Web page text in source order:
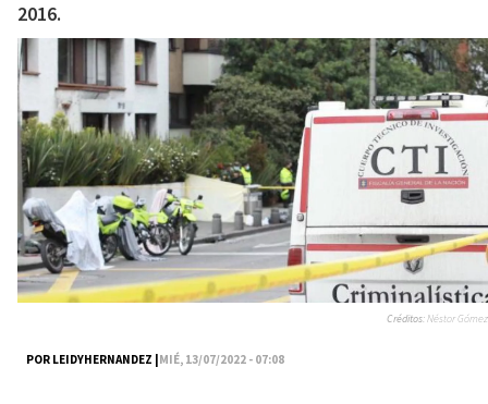
2016.
POR LEIDYHERNANDEZ |MIÉ, 13/07/2022 - 07:08
Créditos:Néstor Gómez